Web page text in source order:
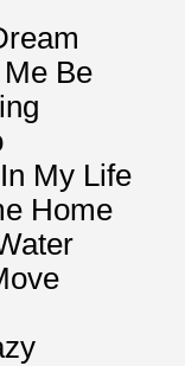
Be
My Life
Home